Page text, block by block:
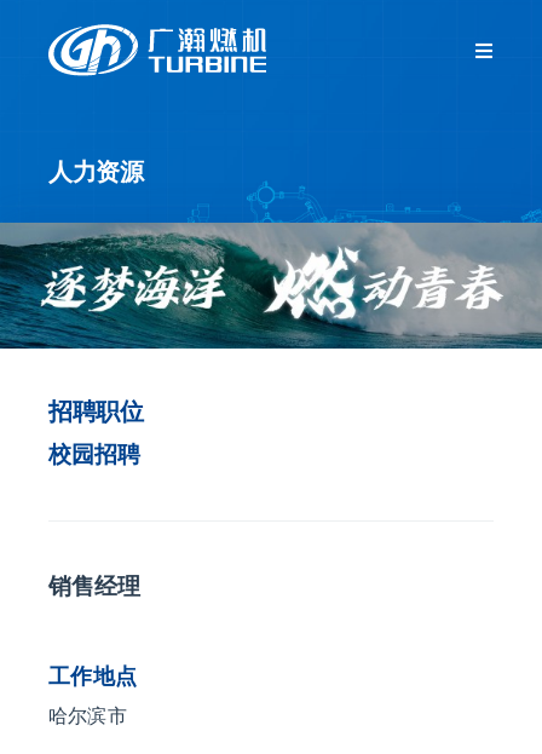
Toggle
新闻中心
产品中心
客户服务
联系我们
人力资源
招聘职位
校园招聘
销售经理
工作地点
哈尔滨市